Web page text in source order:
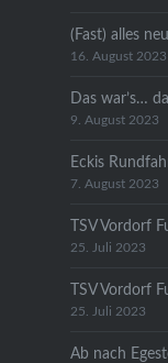
(Fast) alles
16. August 2023
Das war’s…
9. August 2023
Eckis
7. August 2023
TSV Vordorf
25. Juli 2023
TSV Vordorf
25. Juli 2023
Ab nach